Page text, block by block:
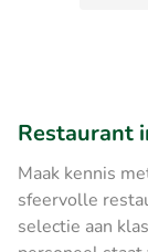
Restaurant
Maak kennis
sfeervolle
selectie aan